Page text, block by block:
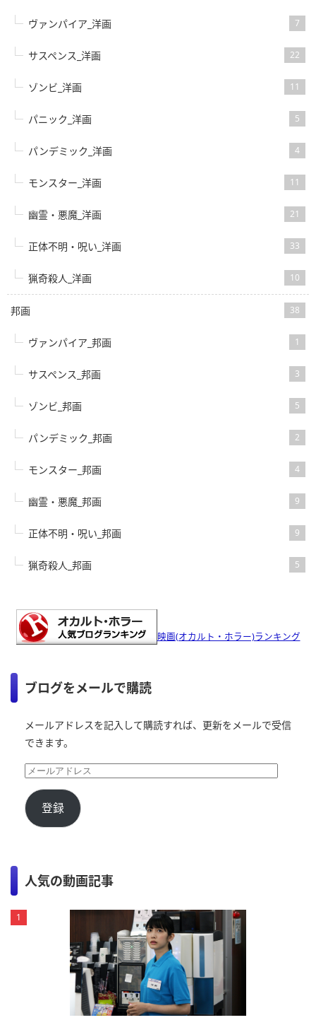
ヴァンパイア_洋画 7
サスペンス_洋画 22
ゾンビ_洋画 11
パニック_洋画 5
パンデミック_洋画 4
モンスター_洋画 11
幽霊・悪魔_洋画 21
正体不明・呪い_洋画 33
猟奇殺人_洋画 10
邦画 38
ヴァンパイア_邦画 1
サスペンス_邦画 3
ゾンビ_邦画 5
パンデミック_邦画 2
モンスター_邦画 4
幽霊・悪魔_邦画 9
正体不明・呪い_邦画 9
猟奇殺人_邦画 5
映画(オカルト・ホラー)ランキング
ブログをメールで購読
メールアドレスを記入して購読すれば、更新をメールで受信
できます。
登録
人気の動画記事